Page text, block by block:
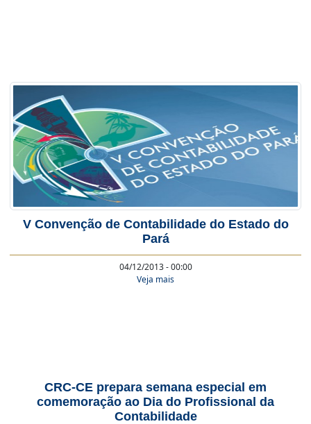
V Convenção de Contabilidade do Estado do
Pará
04/12/2013 - 00:00
Veja mais
CRC-CE prepara semana especial em
comemoração ao Dia do Profissional da
Contabilidade